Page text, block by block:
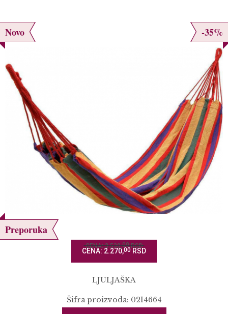
Novo -35%
Preporuka
CENA: 3.530,00RSD
CENA: 2.270,00 RSD
LJULJAŠKA
Šifra proizvoda: 0214664